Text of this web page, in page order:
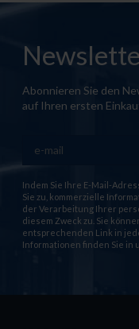
Abonnieren Sie den
auf Ihren ersten
Indem Sie Ihre E-Mail-
Sie zu, kommerzielle
der Verarbeitung Ihrer
diesem Zweck zu. Sie
entsprechenden Link in
Informationen finden Sie in